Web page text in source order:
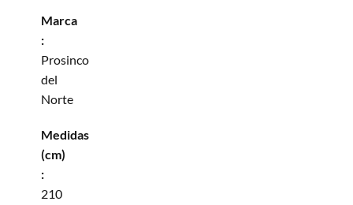
Marca
:
Prosinco
del
Norte
Medidas
(cm)
:
210